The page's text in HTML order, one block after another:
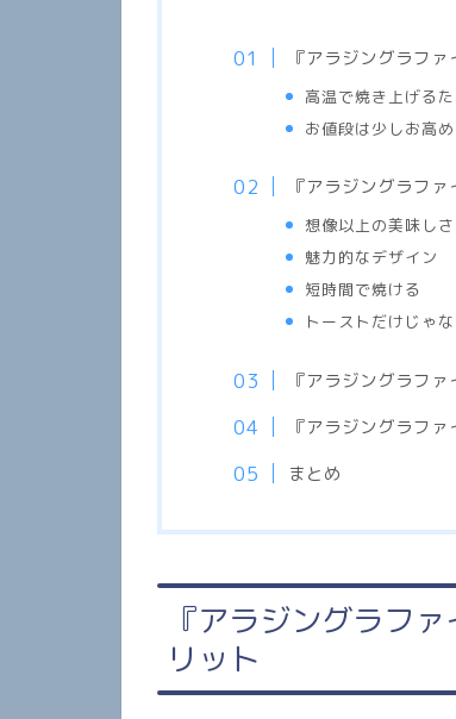
『アラジングラフ
高温で焼き上げる
お値段は少しお高
『アラジングラフ
想像以上の美味しさ
魅力的なデザイン
短時間で焼ける
トーストだけじゃ
『アラジングラフ
『アラジングラフ
まとめ
『アラジングラフ
リット